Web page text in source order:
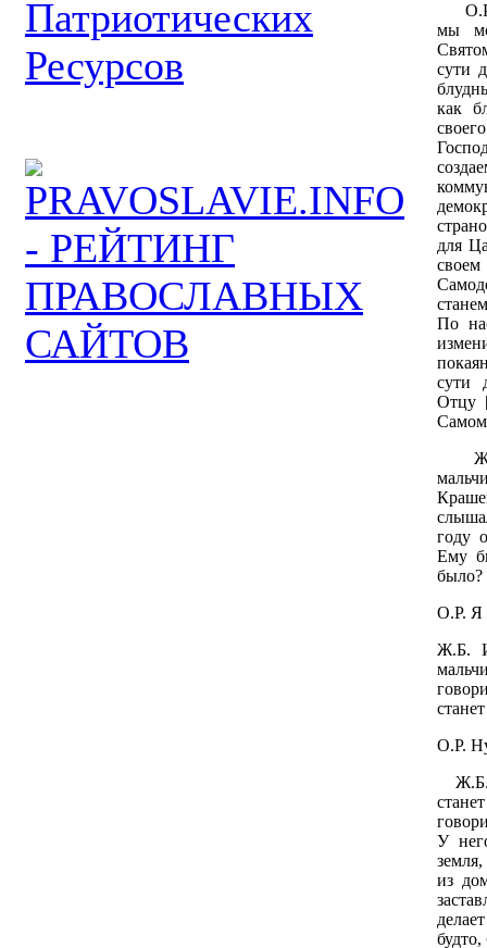
О.Р.
мы
сути
как
для
По
сути
Отцу
Ж.Б.
году
Ему
было?
О.Р. Я
Ж.Б.
О.Р.
Ж.Б.
У
из
будто,